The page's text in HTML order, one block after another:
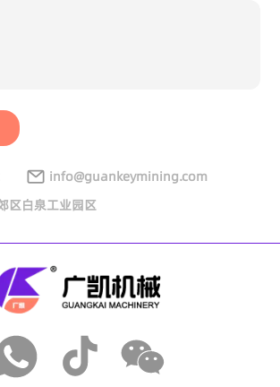
info@guankeymining.com
区白泉工业园区